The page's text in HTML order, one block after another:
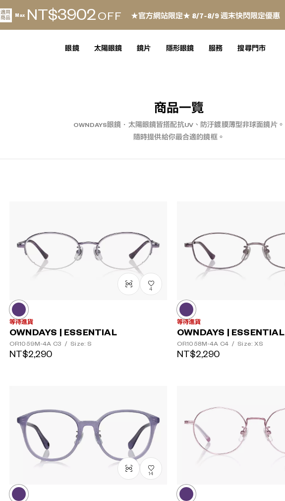
★官方網站限定★ 8/7~8/9 週末快閃限定優惠
適用
商品
Max NT$3902 OFF
眼鏡 太陽眼鏡 鏡片 隱形眼鏡 服務 搜尋門市
商品一覽
OWNDAYS眼鏡・太陽眼鏡皆搭配抗UV、防汙鍍膜薄型非球面鏡片。
隨時提供給你最合適的鏡框。
4
等待進貨
OWNDAYS | ESSENTIAL
OR1059M-4A C3 / Size: S
NT$2,290
等待進貨
OWNDAYS | ESSENTIAL
OR1058M-4A C4 / Size: XS
NT$2,290
14